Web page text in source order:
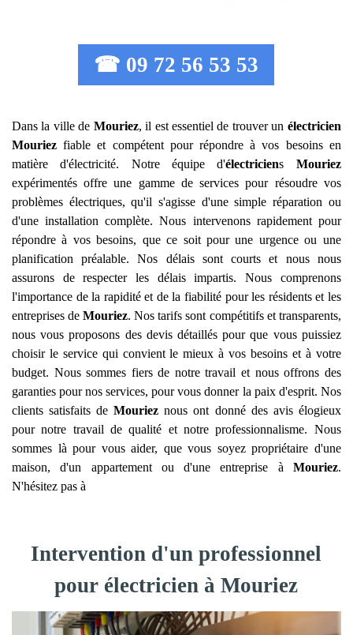
☎ 09 72 56 53 53
Dans la ville de Mouriez, il est essentiel de trouver un électricien
Mouriez fiable et compétent pour répondre à vos besoins en
matière d'électricité. Notre équipe d'électriciens Mouriez
expérimentés offre une gamme de services pour résoudre vos
problèmes électriques, qu'il s'agisse d'une simple réparation ou
d'une installation complète. Nous intervenons rapidement pour
répondre à vos besoins, que ce soit pour une urgence ou une
planification préalable. Nos délais sont courts et nous nous
assurons de respecter les délais impartis. Nous comprenons
l'importance de la rapidité et de la fiabilité pour les résidents et les
entreprises deMouriez. Nos tarifs sont compétitifs et transparents,
nous vous proposons des devis détaillés pour que vous puissiez
choisir le service qui convient le mieux à vos besoins et à votre
budget. Nous sommes fiers de notre travail et nous offrons des
garanties pour nos services, pour vous donner la paix d'esprit. Nos
clients satisfaits deMouriez nous ont donné des avis élogieux
pour notre travail de qualité et notre professionnalisme. Nous
sommes là pour vous aider, que vous soyez propriétaire d'une
maison, d'un appartement ou d'une entreprise à Mouriez.
N'hésitez pas à
Intervention d'un professionnel
pour électricien à Mouriez